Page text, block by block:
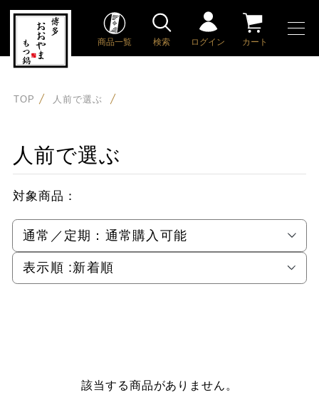
商品一覧 検索 ログイン カート
TOP 人前で選ぶ
人前で選ぶ
対象商品：
通常／定期： 通常購入可能
表示順 :新着順
該当する商品がありません。